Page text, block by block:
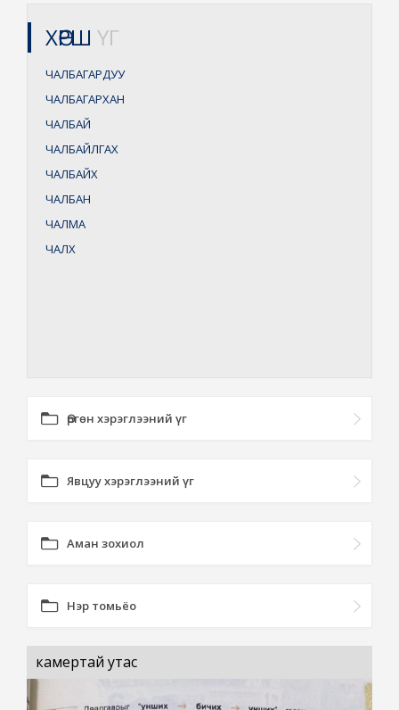
ХӨРШ ҮГ
ЧАЛБАГАРДУУ
ЧАЛБАГАРХАН
ЧАЛБАЙ
ЧАЛБАЙЛГАХ
ЧАЛБАЙХ
ЧАЛБАН
ЧАЛМА
ЧАЛХ
Өргөн хэрэглээний үг
Явцуу хэрэглээний үг
Аман зохиол
Нэр томьёо
камертай утас